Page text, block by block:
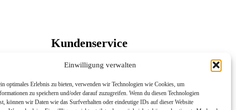
Einwilligung verwalten
optimales Erlebnis zu bieten, verwenden wir Technologien wie Cookies, um
zu speichern und/oder darauf zuzugreifen. Wenn du diesen Technologien
können wir Daten wie das Surfverhalten oder eindeutige IDs auf dieser Website
Kundenservice
Sie haben eine Frage oder möchten
einreichen?
Sie erreichen uns von Montag bis
Freitag von 8:00 bis 18:00 Uhr per E-